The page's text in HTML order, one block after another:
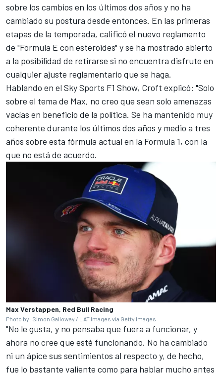
sobre los cambios en los últimos dos años y no ha
cambiado su postura desde entonces. En las primeras
etapas de la temporada, calificó el nuevo reglamento
de "Formula E con esteroides" y se ha mostrado abierto
a la posibilidad de retirarse si no encuentra disfrute en
cualquier ajuste reglamentario que se haga.
Hablando en el Sky Sports F1 Show, Croft explicó: "Solo
sobre el tema de Max, no creo que sean solo amenazas
vacías en beneficio de la política. Se ha mantenido muy
coherente durante los últimos dos años y medio a tres
años sobre esta fórmula actual en la Formula 1, con la
que no está de acuerdo.
Max Verstappen, Red Bull Racing
Photo by: Simon Galloway / LAT Images via Getty Images
"No le gusta, y no pensaba que fuera a funcionar, y
ahora no cree que esté funcionando. No ha cambiado
ni un ápice sus sentimientos al respecto y, de hecho,
fue lo bastante valiente como para hablar mucho antes